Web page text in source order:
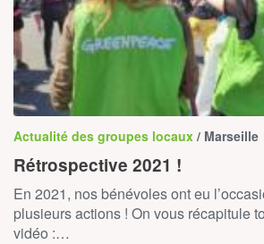
Actualité des groupes locaux / Marseille
Rétrospective 2021 !
En 2021, nos bénévoles ont eu
plusieurs actions ! On vous récapitule
vidéo :…